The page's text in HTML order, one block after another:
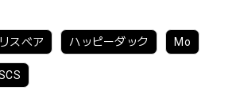
スベア ハッピーダック Mo